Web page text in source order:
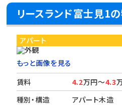
リースランド富士見1
アパート
もっと画像を見る
賃料
4.2万円～4.3
種別・構造
アパート木造